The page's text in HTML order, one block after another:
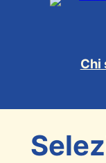
Chi
3 Ottobre